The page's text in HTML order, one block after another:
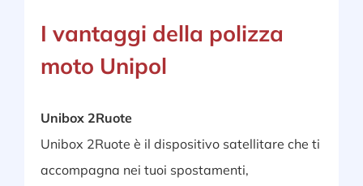
I vantaggi della polizza
moto Unipol
Unibox 2Ruote
Unibox 2Ruote è il dispositivo satellitare che ti
accompagna nei tuoi spostamenti,